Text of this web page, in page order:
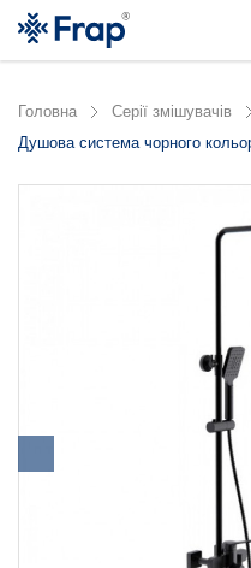
Головна Серії змішувачів
Душова система чорного